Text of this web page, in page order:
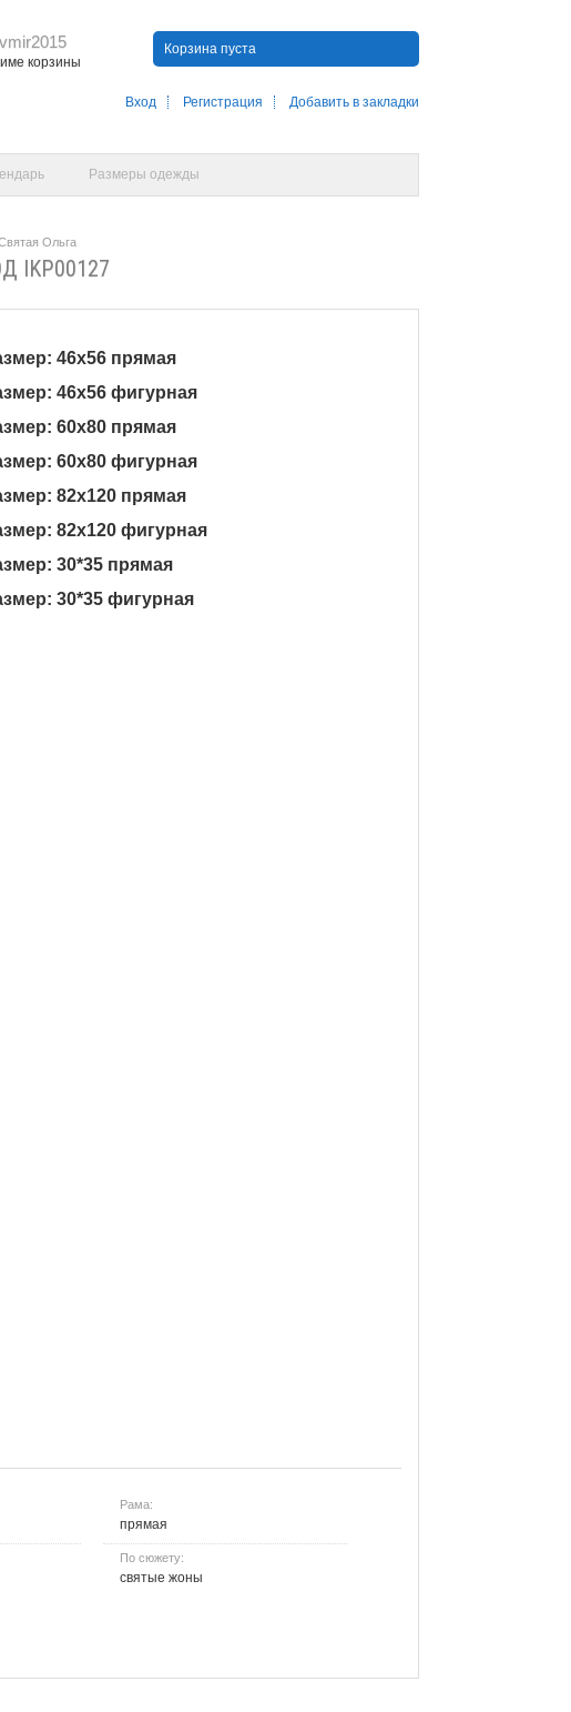
корзины
Корзина пуста
Вход Регистрация Добавить в закладки
Размеры одежды
Ольга
IKP00127
46x56 прямая
46x56 фигурная
60x80 прямая
60x80 фигурная
82x120 прямая
82x120 фигурная
30*35 прямая
30*35 фигурная
Рама:
прямая
По сюжету:
святые жоны